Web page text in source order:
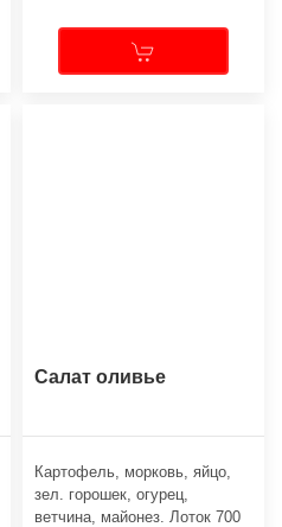
Салат оливье
Картофель, морковь, яйцо,
зел. горошек, огурец,
ветчина, майонез. Лоток 700